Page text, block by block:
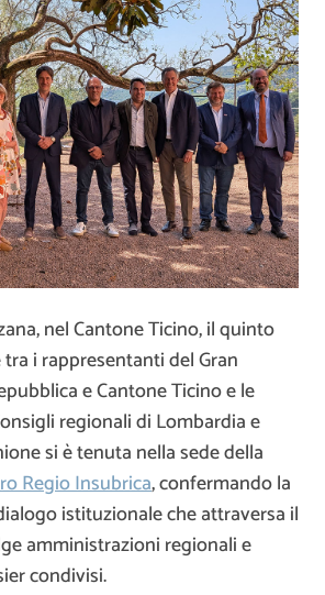
nel Cantone Ticino, il quinto
i rappresentanti del Gran
e Cantone Ticino e le
regionali di Lombardia e
si è tenuta nella sede della
Regio Insubrica, confermando la
istituzionale che attraversa il
amministrazioni regionali e
condivisi.